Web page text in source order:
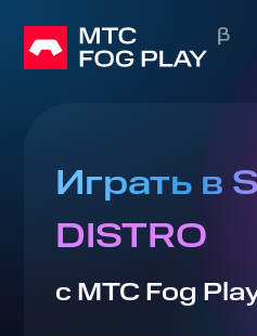
Играть в
DISTRO
с МТС Fog